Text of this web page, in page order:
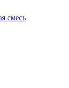
смесь